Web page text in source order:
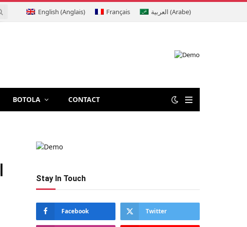
English (Anglais) Français العربية (Arabe)
BOTOLA CONTACT
Stay In Touch
Facebook Twitter